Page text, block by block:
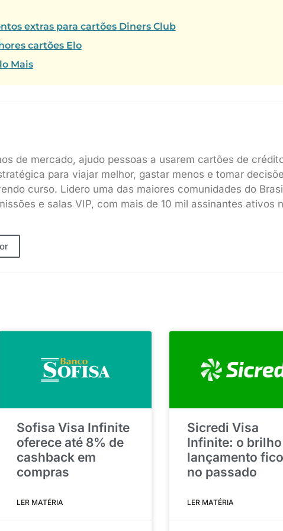
extras para cartões Diners Club
cartões Elo
Mais
de mercado, ajudo pessoas a usarem cartões de
para viajar melhor, gastar menos e tomar
curso. Lidero uma das maiores comunidades do
e salas VIP, com mais de 10 mil assinantes ativos
Sofisa Visa Infinite
oferece até 8% de
cashback em
compras
LER MATÉRIA
Sicredi Visa
Infinite: o
lançamento
no passado
LER MATÉRIA